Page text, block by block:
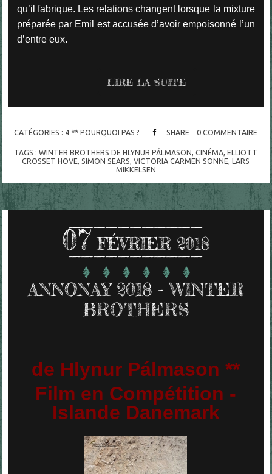
qu’il fabrique. Les relations changent lorsque la mixture
préparée par Emil est accusée d’avoir empoisonné l’un
d’entre eux.
LIRE LA SUITE
CATÉGORIES : 4 ** POURQUOI PAS ? SHARE 0 COMMENTAIRE
TAGS :WINTER BROTHERS DE HLYNUR PÁLMASON ,CINÉMA ,ELLIOTT
CROSSET HOVE ,SIMON SEARS ,VICTORIA CARMEN SONNE ,LARS
MIKKELSEN
07 FÉVRIER 2018
ANNONAY 2018 - WINTER
BROTHERS
de Hlynur Pálmason **
Film en Compétition -
Islande Danemark